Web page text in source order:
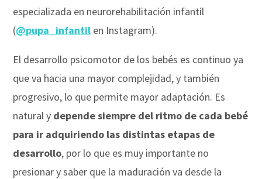
especializada en neurorehabilitación infantil
(@pupa_infantil en Instagram).
El desarrollo psicomotor de los bebés es continuo ya
que va hacia una mayor complejidad, y también
progresivo, lo que permite mayor adaptación. Es
natural y depende siempre del ritmo de cada bebé
para ir adquiriendo las distintas etapas de
desarrollo, por lo que es muy importante no
presionar y saber que la maduración va desde la